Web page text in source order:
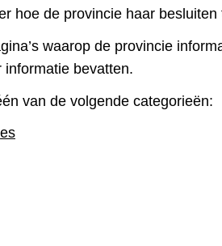
hoe de provincie haar besluiten
waarop de provincie
bevatten.
van de volgende categorieën: